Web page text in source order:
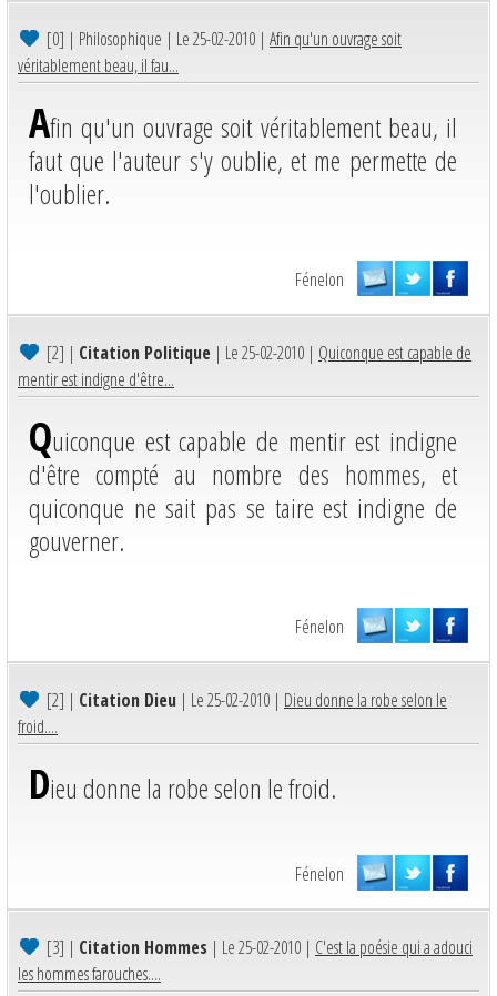
[0] | Philosophique | Le 25-02-2010 | Afin qu'un ouvrage soit
véritablement beau, il fau...
Afin qu'un ouvrage soit véritablement beau, il
faut que l'auteur s'y oublie, et me permette de
l'oublier.
Fénelon
[2] | Citation Politique | Le 25-02-2010 | Quiconque est capable de
mentir est indigne d'être...
Quiconque est capable de mentir est indigne
d'être compté au nombre des hommes, et
quiconque ne sait pas se taire est indigne de
gouverner.
Fénelon
[2] | Citation Dieu | Le 25-02-2010 | Dieu donne la robe selon le
froid....
Dieu donne la robe selon le froid.
Fénelon
[3] | Citation Hommes | Le 25-02-2010 | C'est la poésie qui a adouci
les hommes farouches....